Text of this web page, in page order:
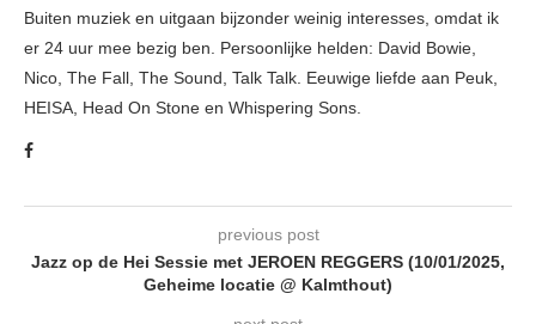
Buiten muziek en uitgaan bijzonder weinig interesses, omdat ik
er 24 uur mee bezig ben. Persoonlijke helden: David Bowie,
Nico, The Fall, The Sound, Talk Talk. Eeuwige liefde aan Peuk,
HEISA, Head On Stone en Whispering Sons.
previous post
Jazz op de Hei Sessie met JEROEN REGGERS (10/01/2025,
Geheime locatie @ Kalmthout)